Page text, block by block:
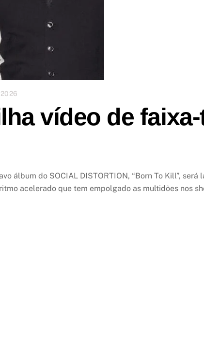
vídeo de
álbum do SOCIAL DISTORTION, “Born To Kill”, será
acelerado que tem empolgado as multidões nos